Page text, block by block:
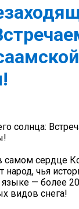
солнца:
самом сердце
народ, чья
языке — более
видов снега!